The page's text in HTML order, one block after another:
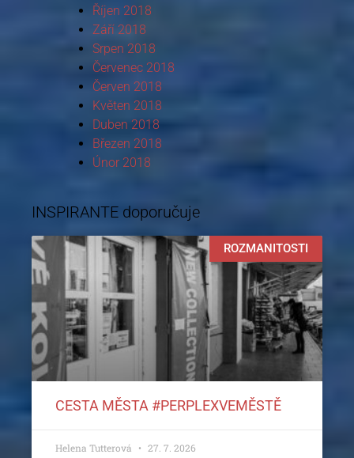
Říjen 2018
Září 2018
Srpen 2018
Červenec 2018
Červen 2018
Květen 2018
Duben 2018
Březen 2018
Únor 2018
INSPIRANTE doporučuje
ROZMANITOSTI
CESTA MĚSTA #PERPLEXVEMĚSTĚ
Helena Tutterová 27. 7. 2026